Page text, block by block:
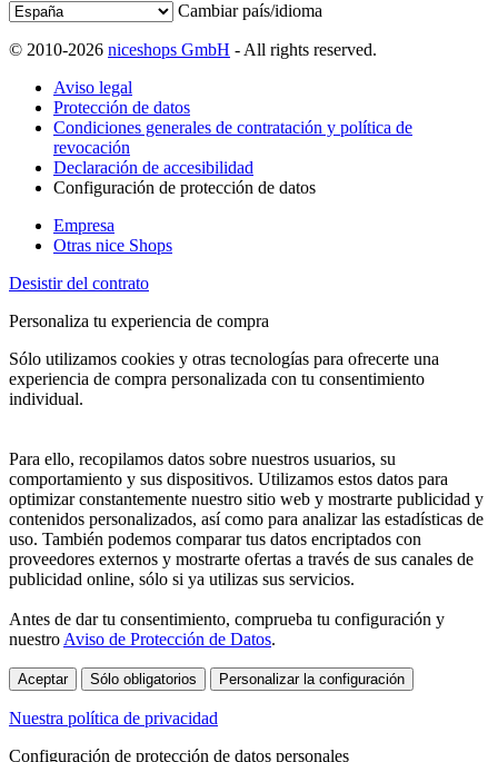
Cambiar país/idioma
© 2010-2026 niceshops GmbH - All rights reserved.
Aviso legal
Protección de datos
Condiciones generales de contratación y política de
revocación
Declaración de accesibilidad
Configuración de protección de datos
Empresa
Otras nice Shops
Desistir del contrato
Personaliza tu experiencia de compra
Sólo utilizamos cookies y otras tecnologías para ofrecerte una
experiencia de compra personalizada con tu consentimiento
individual.
Para ello, recopilamos datos sobre nuestros usuarios, su
comportamiento y sus dispositivos. Utilizamos estos datos para
optimizar constantemente nuestro sitio web y mostrarte publicidad y
contenidos personalizados, así como para analizar las estadísticas de
uso. También podemos comparar tus datos encriptados con
proveedores externos y mostrarte ofertas a través de sus canales de
publicidad online, sólo si ya utilizas sus servicios.
Antes de dar tu consentimiento, comprueba tu configuración y
nuestro Aviso de Protección de Datos.
Aceptar Sólo obligatorios Personalizar la configuración
Nuestra política de privacidad
Configuración de protección de datos personales